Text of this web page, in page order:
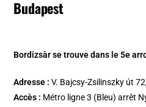
Budapest
Bordizsàr se trouve dans le 5e
Adresse :V. Bajcsy-Zsilinszky út
Accès : Métro ligne 3 (Bleu) arrêt